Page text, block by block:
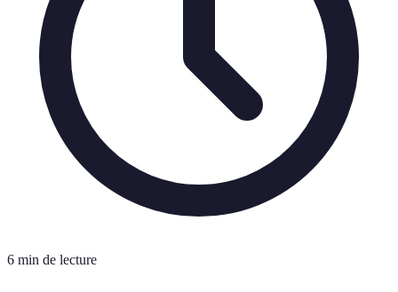
6 min de lecture